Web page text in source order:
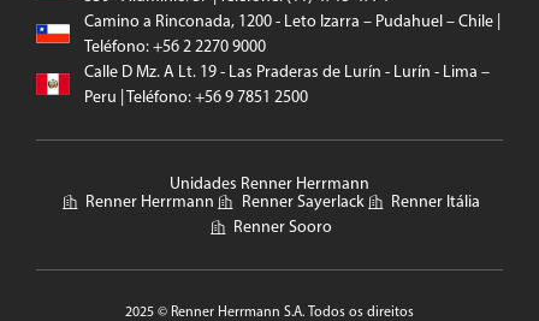
Camino a Rinconada, 1200 - Leto Izarra – Pudahuel – Chile |
Teléfono: +56 2 2270 9000
Calle D Mz. A Lt. 19 - Las Praderas de Lurín - Lurín - Lima –
Peru | Teléfono: +56 9 7851 2500
Unidades Renner Herrmann
Renner Herrmann
Renner Sayerlack
Renner Itália
Renner Sooro
2025 © Renner Herrmann S.A. Todos os direitos